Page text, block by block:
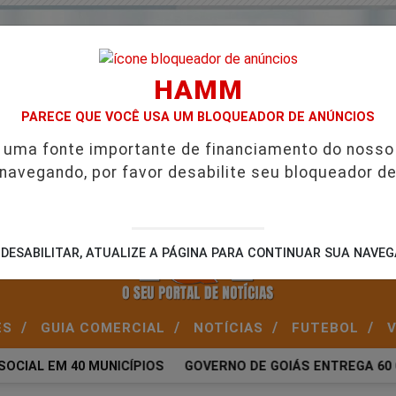
/ GUIA COMERCIAL / NOTÍCIAS / FUTEBOL /
EM 40 MUNICÍPIOS GOVERNO DE GOIÁS ENTREGA
HAMM
PARECE QUE VOCÊ USA UM BLOQUEADOR DE ANÚNCIOS
fonte importante de financiamento do
por favor desabilite seu bloqueador
ATUALIZE A PÁGINA PARA CONTINUAR SUA